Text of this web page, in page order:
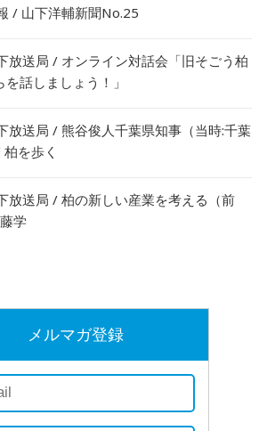
/ 山下洋輔新聞No.25
放送局 / オンライン対話会「旧そごう柏
話しましょう！」
放送局 / 熊谷俊人千葉県知事（当時:千葉
を歩く
放送局 / 柏の新しい産業を考える（前
学
メルマガ登録